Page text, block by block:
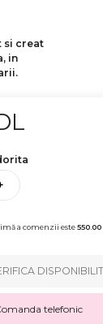
si creat
in
a comenzii este550.00
telefonic